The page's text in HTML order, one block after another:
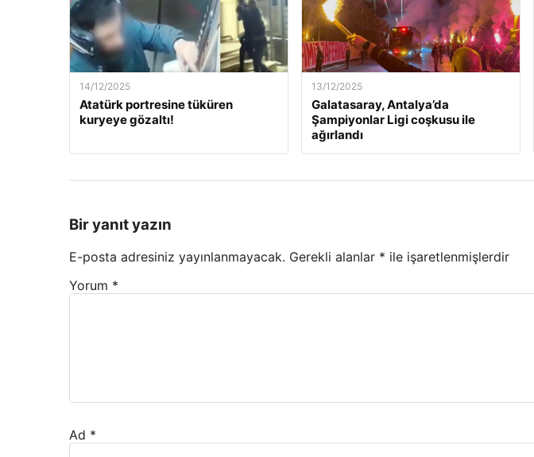
14/12/2025
Atatürk portresine tüküren
kuryeye gözaltı!
13/12/2025
Galatasaray, Antalya’da
Şampiyonlar Ligi coşkusu ile
ağırlandı
Bir yanıt yazın
E-posta adresiniz yayınlanmayacak. Gerekli alanlar * ile işaretlenmişlerdir
Yorum *
Ad *